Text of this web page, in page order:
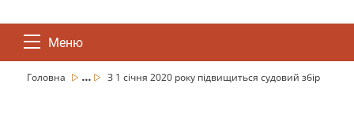
Меню
Головна ... З 1 січня 2020 року підвищиться судовий збір